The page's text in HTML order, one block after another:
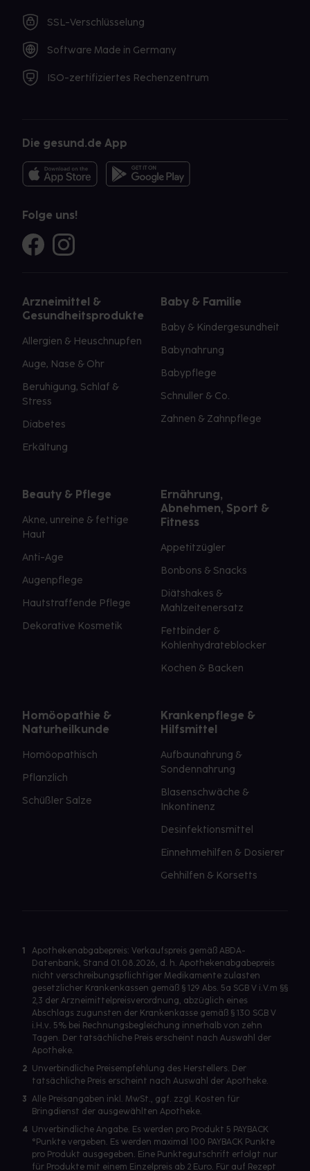
SSL-Verschlüsselung
Software Made in Germany
ISO-zertifiziertes Rechenzentrum
Die gesund.de App
Folge uns!
Arzneimittel &
Gesundheitsprodukte
Allergien & Heuschnupfen
Auge, Nase & Ohr
Beruhigung, Schlaf &
Stress
Diabetes
Erkältung
Baby & Familie
Baby & Kindergesundheit
Babynahrung
Babypflege
Schnuller & Co.
Zahnen & Zahnpflege
Beauty & Pflege
Akne, unreine & fettige
Haut
Anti-Age
Augenpflege
Hautstraffende Pflege
Dekorative Kosmetik
Ernährung,
Abnehmen, Sport &
Fitness
Appetitzügler
Bonbons & Snacks
Diätshakes &
Mahlzeitenersatz
Fettbinder &
Kohlenhydrateblocker
Kochen & Backen
Homöopathie &
Naturheilkunde
Homöopathisch
Pflanzlich
Schüßler Salze
Krankenpflege &
Hilfsmittel
Aufbaunahrung &
Sondennahrung
Blasenschwäche &
Inkontinenz
Desinfektionsmittel
Einnehmehilfen & Dosierer
Gehhilfen & Korsetts
1
Apothekenabgabepreis: Verkaufspreis gemäß ABDA-
Datenbank, Stand 01.08.2026, d. h. Apothekenabgabepreis
nicht verschreibungspflichtiger Medikamente zulasten
gesetzlicher Krankenkassen gemäß § 129 Abs. 5a SGB V i.V.m §§
2,3 der Arzneimittelpreisverordnung, abzüglich eines
Abschlags zugunsten der Krankenkasse gemäß § 130 SGB V
i.H.v. 5% bei Rechnungsbegleichung innerhalb von zehn
Tagen. Der tatsächliche Preis erscheint nach Auswahl der
Apotheke.
2 Unverbindliche Preisempfehlung des Herstellers. Der
tatsächliche Preis erscheint nach Auswahl der Apotheke.
3 Alle Preisangaben inkl. MwSt., ggf. zzgl. Kosten für
Bringdienst der ausgewählten Apotheke.
4 Unverbindliche Angabe. Es werden pro Produkt 5 PAYBACK
°Punkte vergeben. Es werden maximal 100 PAYBACK Punkte
pro Produkt ausgegeben. Eine Punktegutschrift erfolgt nur
für Produkte mit einem Einzelpreis ab 2 Euro. Für auf Rezept